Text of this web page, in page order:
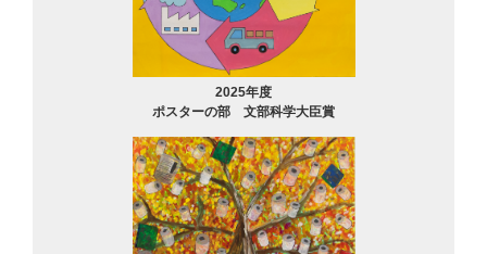
2025年度
ポスターの部 文部科学大臣賞